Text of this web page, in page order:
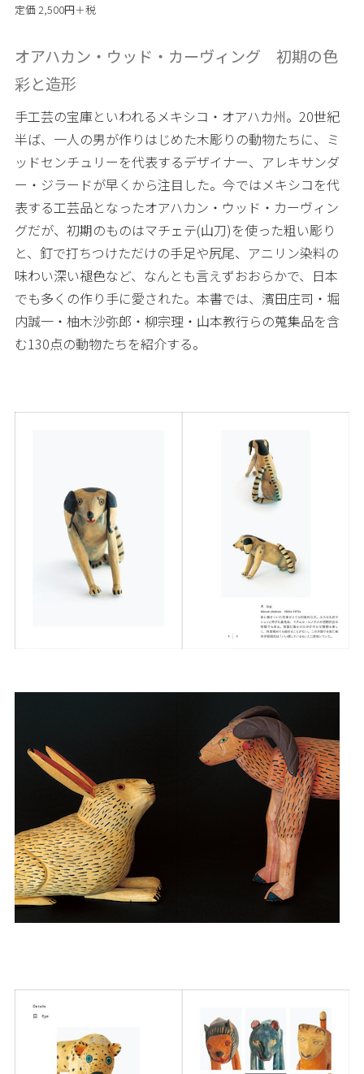
定価 2,500円＋税
オアハカン・ウッド・カーヴィング 初期の色
彩と造形
手工芸の宝庫といわれるメキシコ・オアハカ州。20世紀
半ば、一人の男が作りはじめた木彫りの動物たちに、ミ
ッドセンチュリーを代表するデザイナー、アレキサンダ
ー・ジラードが早くから注目した。今ではメキシコを代
表する工芸品となったオアハカン・ウッド・カーヴィン
グだが、初期のものはマチェテ(山刀)を使った粗い彫り
と、釘で打ちつけただけの手足や尻尾、アニリン染料の
味わい深い褪色など、なんとも言えずおおらかで、日本
でも多くの作り手に愛された。本書では、濱田庄司・堀
内誠一・柚木沙弥郎・柳宗理・山本教行らの蒐集品を含
む130点の動物たちを紹介する。